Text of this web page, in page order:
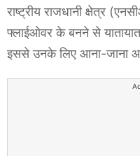
राष्ट्रीय राजधानी क्षेत्र
फ्लाईओवर के बनने से
इससे उनके लिए आना-जाना